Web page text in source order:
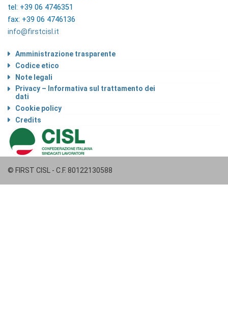
tel: +39 06 4746351
fax: +39 06 4746136
info@firstcisl.it
Amministrazione trasparente
Codice etico
Note legali
Privacy – Informativa sul trattamento dei
dati
Cookie policy
Credits
© FIRST CISL - C.F. 80122130588